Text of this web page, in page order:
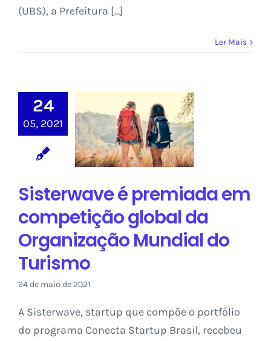
(UBS), a Prefeitura [...]
Ler Mais
24
05, 2021
Sisterwave é
premiada em
competição
global da
Organização
Mundial do
Turismo
Saber Conecta
Sisterwave é premiada em
competição global da
Organização Mundial do
Turismo
24 de maio de 2021
A Sisterwave, startup que compõe o portfólio
do programa Conecta Startup Brasil, recebeu